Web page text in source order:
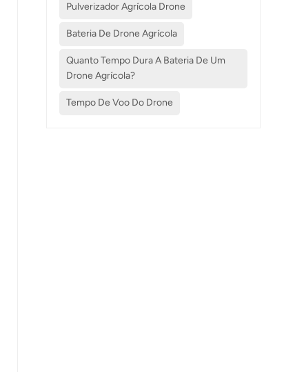
Pulverizador Agrícola Drone
Bateria De Drone Agrícola
Quanto Tempo Dura A Bateria De Um
Drone Agrícola?
Tempo De Voo Do Drone